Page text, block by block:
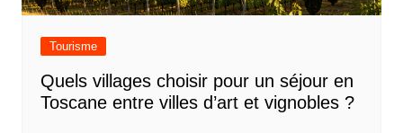
Tourisme
Quels villages choisir pour un séjour en
Toscane entre villes d’art et vignobles ?